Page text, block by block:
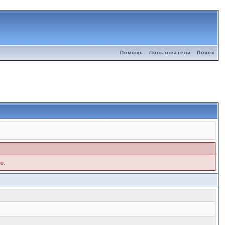
Помощь Пользователи Поиск